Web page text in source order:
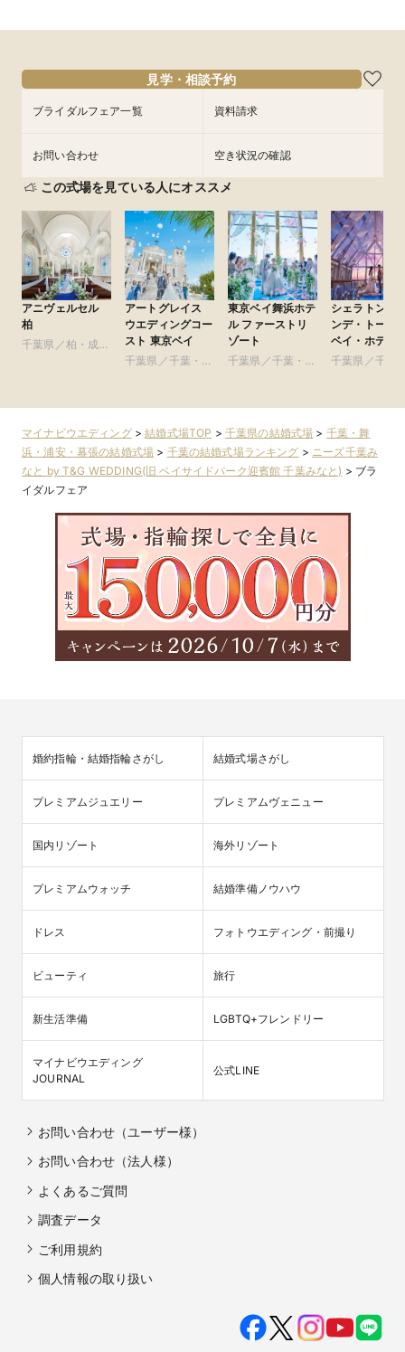
9/3
9/3
9/3
9/3
見学・相談予約
ブライダルフェア一覧 資料請求
お問い合わせ 空き状況の確認
この式場を見ている人にオススメ
アニヴェルセル
柏
千葉県／柏・成
アートグレイス
ウエディングコー
スト 東京ベイ
千葉県／千葉・舞
東京ベイ舞浜ホテ
ル ファーストリ
ゾート
千葉県／千葉・舞
シェラトン・
ンデ・トーキ
ベイ・ホテル
千葉県／千葉
マイナビウエディング>結婚式場TOP > 千葉県の結婚式場 > 千葉・舞
浜・浦安・幕張の結婚式場 > 千葉の結婚式場ランキング > ニーズ千葉み
なと by T&G WEDDING(旧 ベイサイドパーク迎賓館 千葉みなと) > ブラ
イダルフェア
婚約指輪・結婚指輪さがし 結婚式場さがし
プレミアムジュエリー プレミアムヴェニュー
国内リゾート 海外リゾート
プレミアムウォッチ 結婚準備ノウハウ
ドレス フォトウエディング・前撮り
ビューティ 旅行
新生活準備 LGBTQ+フレンドリー
マイナビウエディング
JOURNAL
公式LINE
お問い合わせ（ユーザー様）
お問い合わせ（法人様）
よくあるご質問
調査データ
ご利用規約
個人情報の取り扱い